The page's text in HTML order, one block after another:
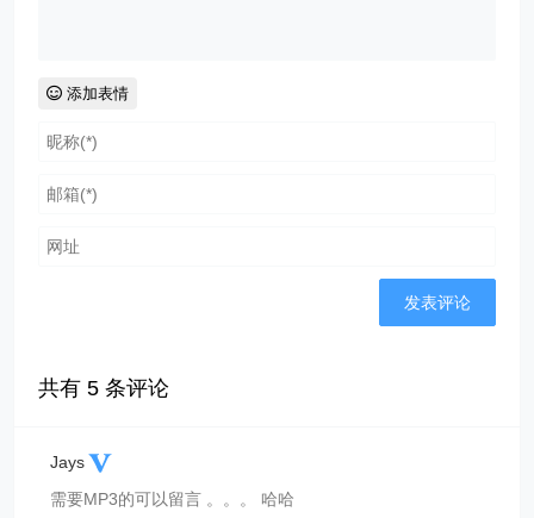
添加表情
共有5 条评论
Jays
需要MP3的可以留言 。。。 哈哈